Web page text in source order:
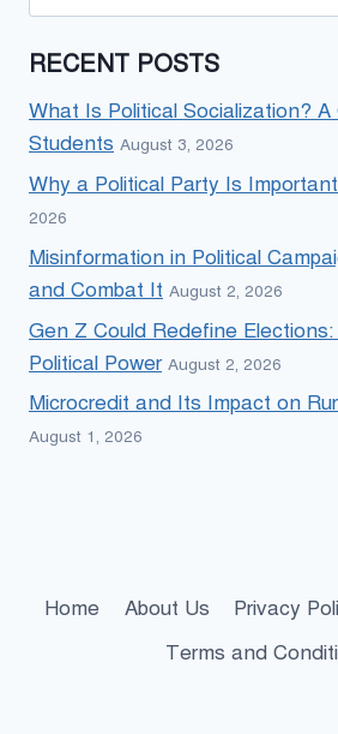
for:
RECENT POSTS
What Is Political Socialization? A
Students August 3, 2026
Why a Political Party Is
2026
Misinformation in Political
and Combat It August 2, 2026
Gen Z Could Redefine
Political Power August 2, 2026
Microcredit and Its Impact on
August 1, 2026
Home About Us Privacy
Terms and